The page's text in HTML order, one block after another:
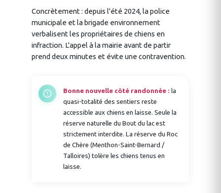
Concrètement : depuis l'été 2024, la police
municipale et la brigade environnement
verbalisent les propriétaires de chiens en
infraction. L'appel à la mairie avant de partir
prend deux minutes et évite une contravention.
Bonne nouvelle côté randonnée : la
quasi-totalité des sentiers reste
accessible aux chiens en laisse. Seule la
réserve naturelle du Bout du lac est
strictement interdite. La réserve du Roc
de Chère (Menthon-Saint-Bernard /
Talloires) tolère les chiens tenus en
laisse.